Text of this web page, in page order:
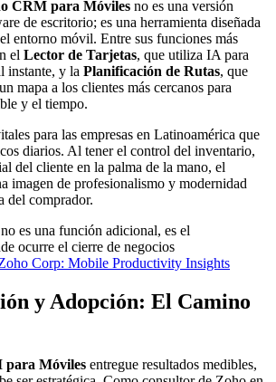
CRM para Móviles no es una versión
de escritorio; es una herramienta diseñada
entorno móvil. Entre sus funciones más
el Lector de Tarjetas, que utiliza IA para
instante, y la Planificación de Rutas, que
mapa a los clientes más cercanos para
y el tiempo.
para las empresas en Latinoamérica que
diarios. Al tener el control del inventario,
del cliente en la palma de la mano, el
imagen de profesionalismo y modernidad
del comprador.
es una función adicional, es el
ocurre el cierre de negocios
Corp: Mobile Productivity Insights
y Adopción: El Camino
para Móviles entregue resultados medibles,